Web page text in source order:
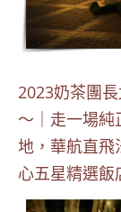
2023奶茶團
～｜走一場純
地，華航直飛
心五星精選飯